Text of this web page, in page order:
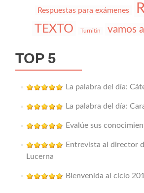
Respuestas para exámenes
TEXTO Turnitin vamos
TOP 5
La palabra del día:
La palabra del día:
Evalúe sus
Entrevista al director
Lucerna
Bienvenida al ciclo